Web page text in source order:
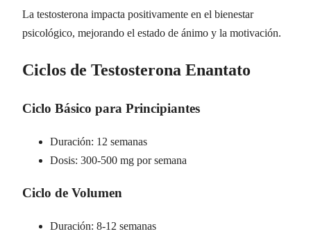
La testosterona impacta positivamente en el bienestar
psicológico, mejorando el estado de ánimo y la motivación.
Ciclos de Testosterona Enantato
Ciclo Básico para Principiantes
Duración: 12 semanas
Dosis: 300-500 mg por semana
Ciclo de Volumen
Duración: 8-12 semanas